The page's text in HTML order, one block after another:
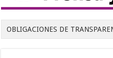
OBLIGACIONES DE